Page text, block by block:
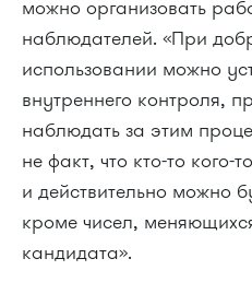
можно организовать
наблюдателей. «При
использовании можно
внутреннего контроля,
наблюдать за этим
не факт, что кто-то кого-
и действительно можно
кроме чисел,
кандидата».